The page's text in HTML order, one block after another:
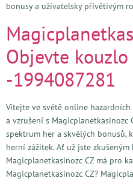
bonusy a uživatelsky přívětivým
Objevte
-1994087281
Vítejte ve světě online
a vzrušení s Magicplanetkasinozc
spektrum her a skvělých bonusů,
herní zážitek. Ať už jste zkušeným
Magicplanetkasinozc CZ má pro
Magicplanetkasinozc CZ?